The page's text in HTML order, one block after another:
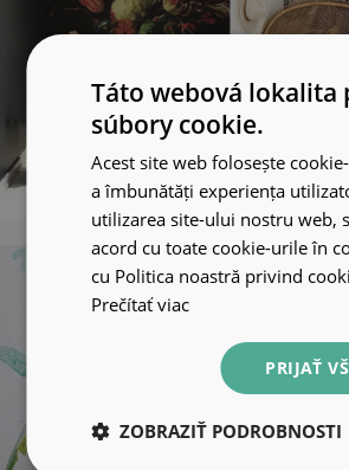
Táto webová lokalita
súbory cookie.
Acest site web folosește
a îmbunătăți experiența
utilizarea site-ului nostru web,
acord cu toate cookie-urile în
cu Politica noastră privind
Prečítať viac
PRIJAŤ
ZOBRAZIŤ PODROBNOSTI